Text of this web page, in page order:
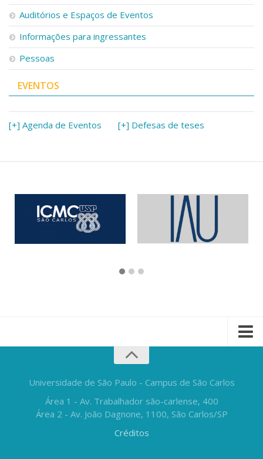
Outros serviços
Comunicação
Assessorias e Mídias
Jornal da USP
Defesa de Teses
Auditórios e Espaços de Eventos
Informações para ingressantes
Pessoas
EVENTOS
[+] Agenda de Eventos [+] Defesas de teses
Universidade de São Paulo - Campus de São Carlos
Área 1 - Av. Trabalhador são-carlense, 400
Área 2 - Av. João Dagnone, 1100, São Carlos/SP
Créditos